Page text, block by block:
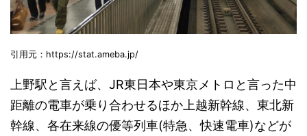
引用元：https://stat.ameba.jp/
上野駅と言えば、JR東日本や東京メトロと言った中
距離の電車が乗り合わせるほか上越新幹線、東北新
幹線、各在来線の優等列車(特急、快速電車)などが